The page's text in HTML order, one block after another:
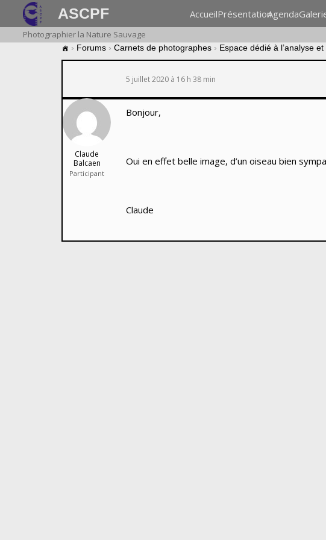
ASCPF AccueilPrésentationAgenda
Photographier la Nature Sauvage
› Forums › Carnets de photographes › Espace dédié à l’analyse
5 juillet 2020 à 16 h 38 min
Claude
Balcaen
Participant
Bonjour,
Oui en effet belle image, d’un oiseau bien sympa
Claude